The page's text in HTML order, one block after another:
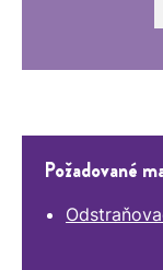
Požadované